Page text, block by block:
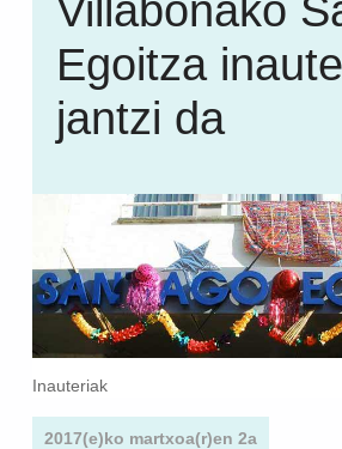
Villabonako
Egoitza
jantzi da
Inauteriak
2017(e)ko martxoa(r)en 2a